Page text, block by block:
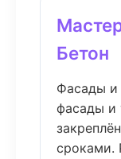
Бетон
Фасады и
фасады и
сроками.